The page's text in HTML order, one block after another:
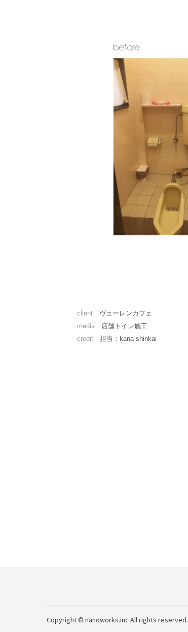
client ヴェーレンカフェ
media 店舗トイレ施工
credit 担当：kana shinkai
Copyright © nanoworks.inc All rights reserved.